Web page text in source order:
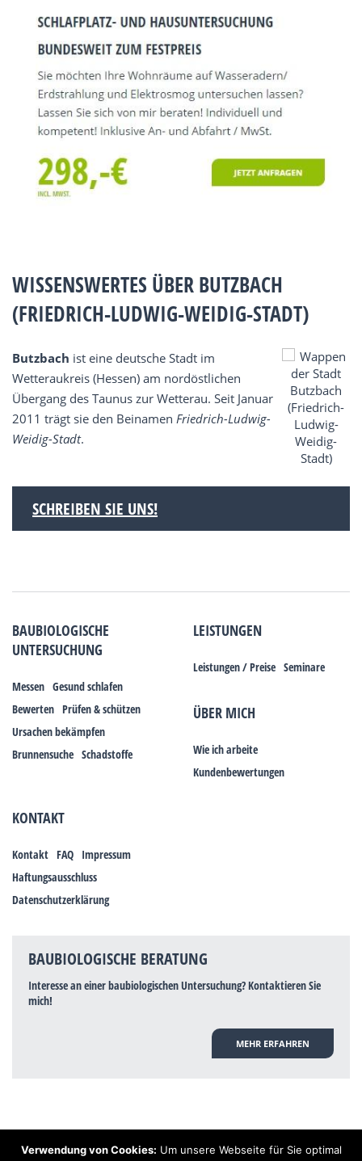
WISSENSWERTES ÜBER BUTZBACH
(FRIEDRICH-LUDWIG-WEIDIG-STADT)
Butzbach ist eine deutsche Stadt im
Wetteraukreis (Hessen) am nordöstlichen
Übergang des Taunus zur Wetterau. Seit Januar
2011 trägt sie den Beinamen Friedrich-Ludwig-
Weidig-Stadt.
SCHREIBEN SIE UNS!
BAUBIOLOGISCHE
UNTERSUCHUNG
Messen Gesund schlafen
Bewerten Prüfen & schützen
Ursachen bekämpfen
Brunnensuche Schadstoffe
LEISTUNGEN
Leistungen / Preise Seminare
ÜBER MICH
Wie ich arbeite
Kundenbewertungen
KONTAKT
Kontakt FAQ Impressum
Haftungsausschluss
Datenschutzerklärung
BAUBIOLOGISCHE BERATUNG
Interesse an einer baubiologischen Untersuchung? Kontaktieren Sie
mich!
MEHR ERFAHREN
Hinweis: Trotz zahlreicher Studien, die einen Zusammenhang zwischen
Verwendung von Cookies: Um unsere Webseite für Sie optimal